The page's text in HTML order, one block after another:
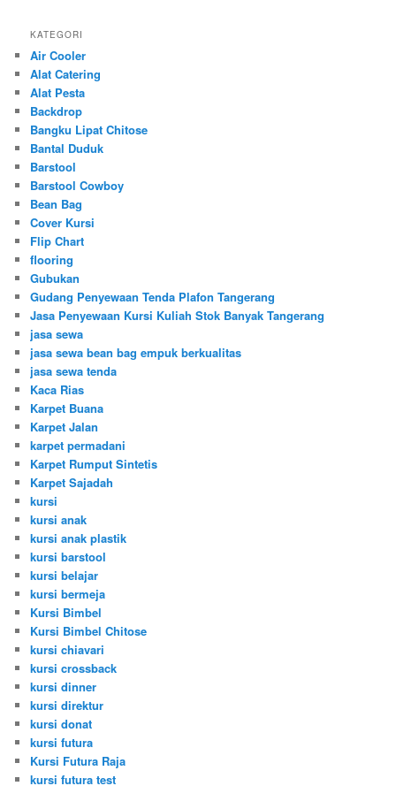
KATEGORI
Air Cooler
Alat Catering
Alat Pesta
Backdrop
Bangku Lipat Chitose
Bantal Duduk
Barstool
Barstool Cowboy
Bean Bag
Cover Kursi
Flip Chart
flooring
Gubukan
Gudang Penyewaan Tenda Plafon Tangerang
Jasa Penyewaan Kursi Kuliah Stok Banyak Tangerang
jasa sewa
jasa sewa bean bag empuk berkualitas
jasa sewa tenda
Kaca Rias
Karpet Buana
Karpet Jalan
karpet permadani
Karpet Rumput Sintetis
Karpet Sajadah
kursi
kursi anak
kursi anak plastik
kursi barstool
kursi belajar
kursi bermeja
Kursi Bimbel
Kursi Bimbel Chitose
kursi chiavari
kursi crossback
kursi dinner
kursi direktur
kursi donat
kursi futura
Kursi Futura Raja
kursi futura test